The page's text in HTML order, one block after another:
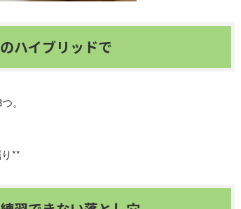
ハイブリッドで
。
**